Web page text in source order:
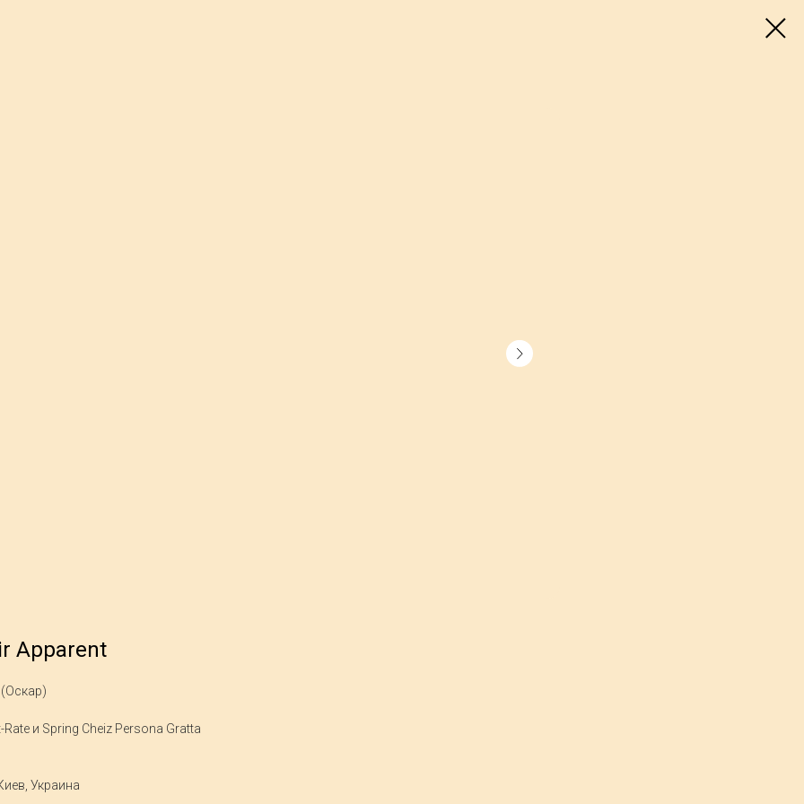
Apparent
и Spring Cheiz Persona Gratta
Украина